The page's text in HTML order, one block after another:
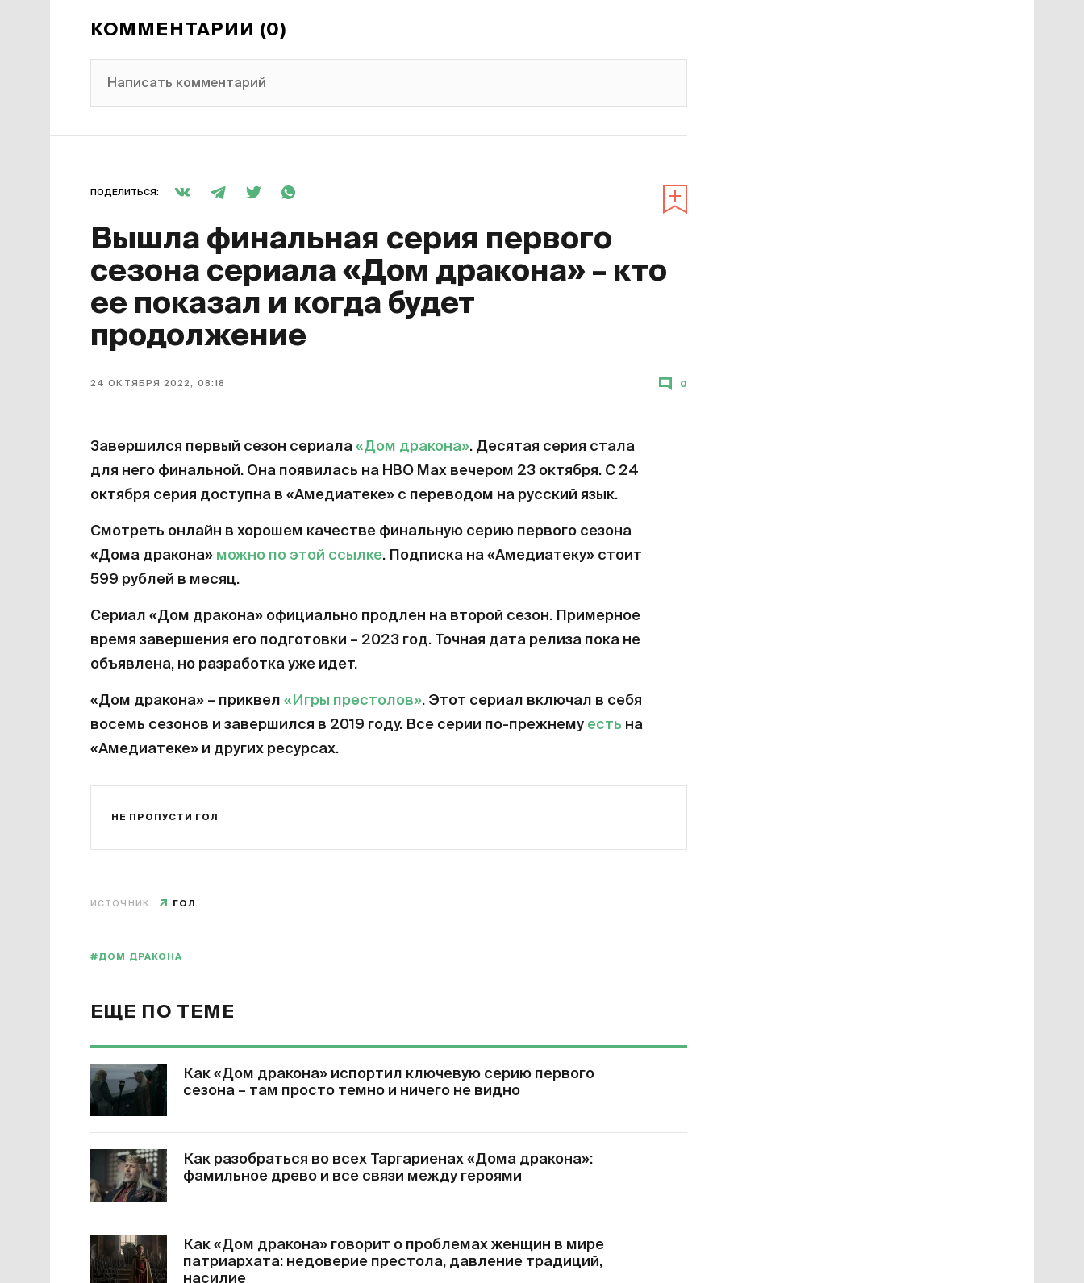
КОММЕНТАРИИ (0)
Написать комментарий
ПОДЕЛИТЬСЯ:
Вышла финальная серия первого
сезона сериала «Дом дракона» – кто
ее показал и когда будет
продолжение
24 ОКТЯБРЯ 2022, 08:18 0
Завершился первый сезон сериала «Дом дракона». Десятая серия стала
для него финальной. Она появилась на HBO Max вечером 23 октября. С 24
октября серия доступна в «Амедиатеке» с переводом на русский язык.
Смотреть онлайн в хорошем качестве финальную серию первого сезона
«Дома дракона» можно по этой ссылке. Подписка на «Амедиатеку» стоит
599 рублей в месяц.
Сериал «Дом дракона» официально продлен на второй сезон. Примерное
время завершения его подготовки – 2023 год. Точная дата релиза пока не
объявлена, но разработка уже идет.
«Дом дракона» – приквел «Игры престолов». Этот сериал включал в себя
восемь сезонов и завершился в 2019 году. Все серии по-прежнему есть на
«Амедиатеке» и других ресурсах.
НЕ ПРОПУСТИ ГОЛ
ИСТОЧНИК: ГОЛ
#ДОМ ДРАКОНА
ЕЩЕ ПО ТЕМЕ
Как «Дом дракона» испортил ключевую серию первого
сезона – там просто темно и ничего не видно
Как разобраться во всех Таргариенах «Дома дракона»:
фамильное древо и все связи между героями
Как «Дом дракона» говорит о проблемах женщин в мире
патриархата: недоверие престола, давление традиций,
насилие